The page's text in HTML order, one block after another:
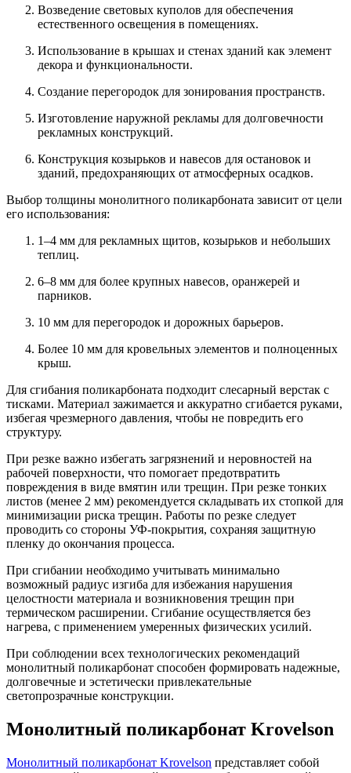
Возведение световых куполов для обеспечения
естественного освещения в помещениях.
Использование в крышах и стенах зданий как элемент
декора и функциональности.
Создание перегородок для зонирования пространств.
Изготовление наружной рекламы для долговечности
рекламных конструкций.
Конструкция козырьков и навесов для остановок и
зданий, предохраняющих от атмосферных осадков.
Выбор толщины монолитного поликарбоната зависит от цели
его использования:
1–4 мм для рекламных щитов, козырьков и небольших
теплиц.
6–8 мм для более крупных навесов, оранжерей и
парников.
10 мм для перегородок и дорожных барьеров.
Более 10 мм для кровельных элементов и полноценных
крыш.
Для сгибания поликарбоната подходит слесарный верстак с
тисками. Материал зажимается и аккуратно сгибается руками,
избегая чрезмерного давления, чтобы не повредить его
структуру.
При резке важно избегать загрязнений и неровностей на
рабочей поверхности, что помогает предотвратить
повреждения в виде вмятин или трещин. При резке тонких
листов (менее 2 мм) рекомендуется складывать их стопкой для
минимизации риска трещин. Работы по резке следует
проводить со стороны УФ-покрытия, сохраняя защитную
пленку до окончания процесса.
При сгибании необходимо учитывать минимально
возможный радиус изгиба для избежания нарушения
целостности материала и возникновения трещин при
термическом расширении. Сгибание осуществляется без
нагрева, с применением умеренных физических усилий.
При соблюдении всех технологических рекомендаций
монолитный поликарбонат способен формировать надежные,
долговечные и эстетически привлекательные
светопрозрачные конструкции.
Монолитный поликарбонат Krovelson
Монолитный поликарбонат Krovelson представляет собой